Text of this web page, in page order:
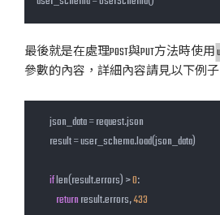
最後就是在處理POST與PUT方法時使用
參數的內容，詳細內容請見以下例子
        json_data = request.json
        result = user_schema.load(json_data)
if len(result.errors) > 0:
return result.errors, 433